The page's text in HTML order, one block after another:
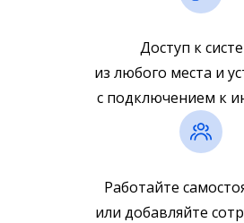
Доступ к
из любого места и
с подключением к
Работайте
или добавляйте